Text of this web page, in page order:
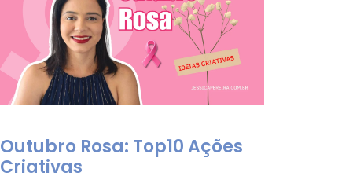
Outubro Rosa: Top10 Ações
Criativas